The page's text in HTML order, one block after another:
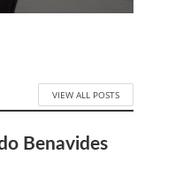
VIEW ALL POSTS
Benavides